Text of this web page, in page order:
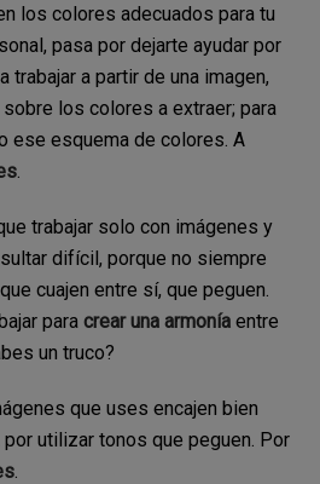
los colores adecuados para tu
pasa por dejarte ayudar por
trabajar a partir de una imagen,
los colores a extraer; para
ese esquema de colores. A
trabajar solo con imágenes y
difícil, porque no siempre
cuajen entre sí, que peguen.
para crear una armonía entre
un truco?
que uses encajen bien
utilizar tonos que peguen. Por